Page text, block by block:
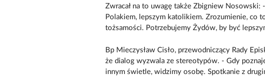
Zwracał na to uwagę także Zbigniew
Polakiem, lepszym katolikiem. Zrozumienie, co
tożsamości. Potrzebujemy Żydów, by być
Bp Mieczysław Cisło, przewodniczący Rady
że dialog wyzwala ze stereotypów. - Gdy
innym świetle, widzimy osobę. Spotkanie z